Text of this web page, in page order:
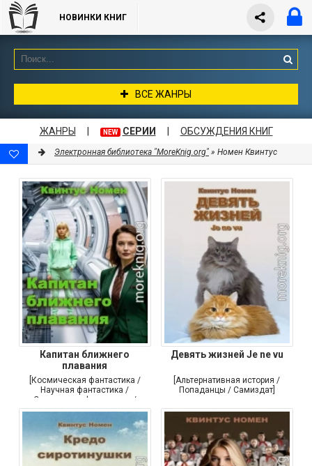
НОВИНКИ КНИГ
ВСЕ ЖАНРЫ
ЖАНРЫ NEW СЕРИИ ОБСУЖДЕНИЯ КНИГ
Электронная библиотека "MoreKnig.org" » Номен Квинтус
Капитан ближнего
плавания
[Космическая фантастика /
Научная фантастика /
Социальная фантастика /
Самиздат]
Девять жизней Je ne vu
[Альтернативная история /
Попаданцы / Самиздат]